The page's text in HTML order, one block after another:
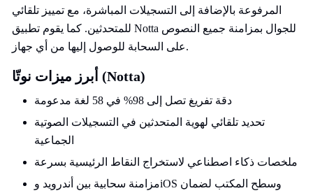
المرفوعة بالإضافة إلى التسجيلات المباشرة، مع تمييز تلقائي
للمتحدثين. كما يقوم تطبيق Notta للجوال بمزامنة جميع النصوص
على السحابة للوصول إليها من أي جهاز.
أبرز ميزات نوتّا (Notta)
دقة تفريغ تصل إلى 98% في 58 لغة مدعومة
تحديد تلقائي لهوية المتحدثين في التسجيلات الصوتية
الجماعية
ملخصات ذكاء اصطناعي لاستخراج النقاط الرئيسية بسرعة
مزامنة سحابية بين أندرويد وiOS وسطح المكتب لضمان